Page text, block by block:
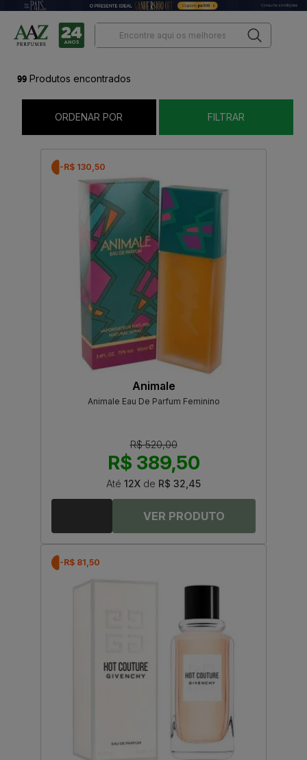
99 Produtos encontrados
ORDENAR POR FILTRAR
-R$ 130,50
Animale
Animale Eau De Parfum Feminino
R$ 520,00
R$ 389,50
Até 12X de R$ 32,45
-R$ 81,50